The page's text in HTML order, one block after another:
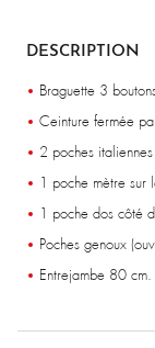
DESCRIPTION
Braguette 3
Ceinture fermée
2 poches italiennes
1 poche mètre sur
1 poche dos côté
Poches genoux
Entrejambe 80 cm.